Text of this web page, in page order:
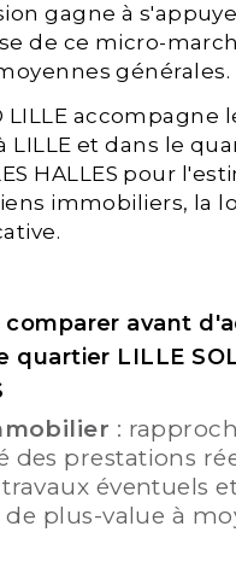
gagne à
de ce micro-
générales.
LILLE accompagne
LILLE et dans le
HALLES pour
immobiliers, la
avant
quartier LILLE
:
des prestations
éventuels
plus-value à